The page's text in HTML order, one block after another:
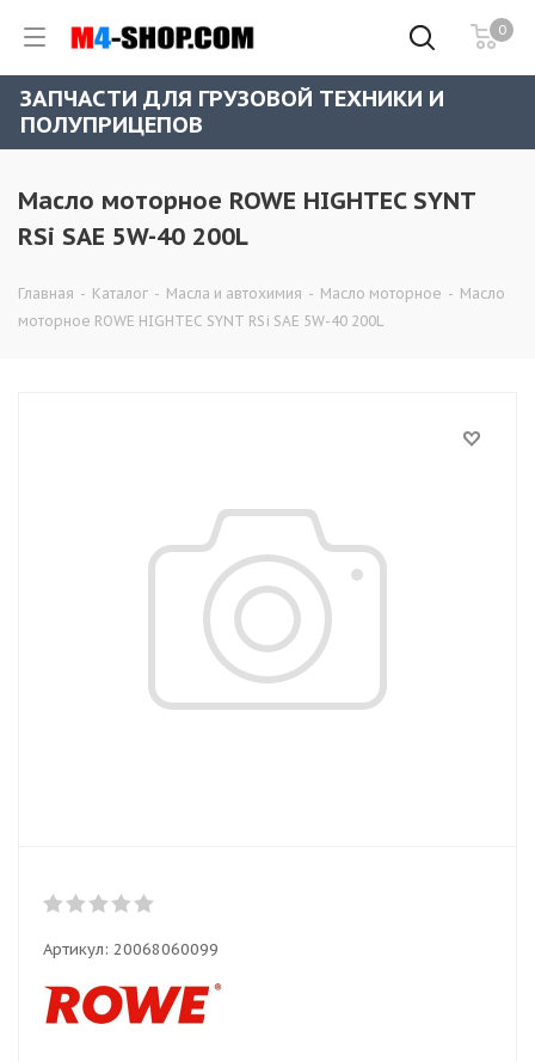
0
ЗАПЧАСТИ ДЛЯ ГРУЗОВОЙ ТЕХНИКИ И
ПОЛУПРИЦЕПОВ
Масло моторное ROWE HIGHTEC SYNT
RSi SAE 5W-40 200L
Главная - Каталог - Масла и автохимия - Масло моторное - Масло
моторное ROWE HIGHTEC SYNT RSi SAE 5W-40 200L
Артикул: 20068060099